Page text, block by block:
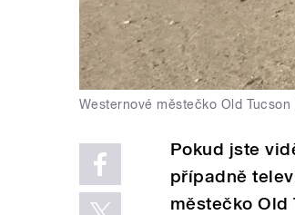
Westernové městečko Old Tucson
Pokud jste
případně
městečko Old